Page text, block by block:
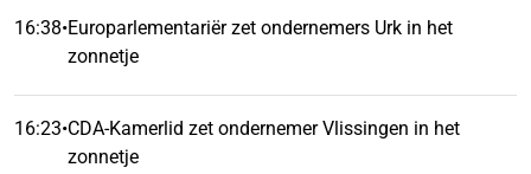
16:38•Europarlementariër zet ondernemers Urk in het
zonnetje
16:23•CDA-Kamerlid zet ondernemer Vlissingen in het
zonnetje